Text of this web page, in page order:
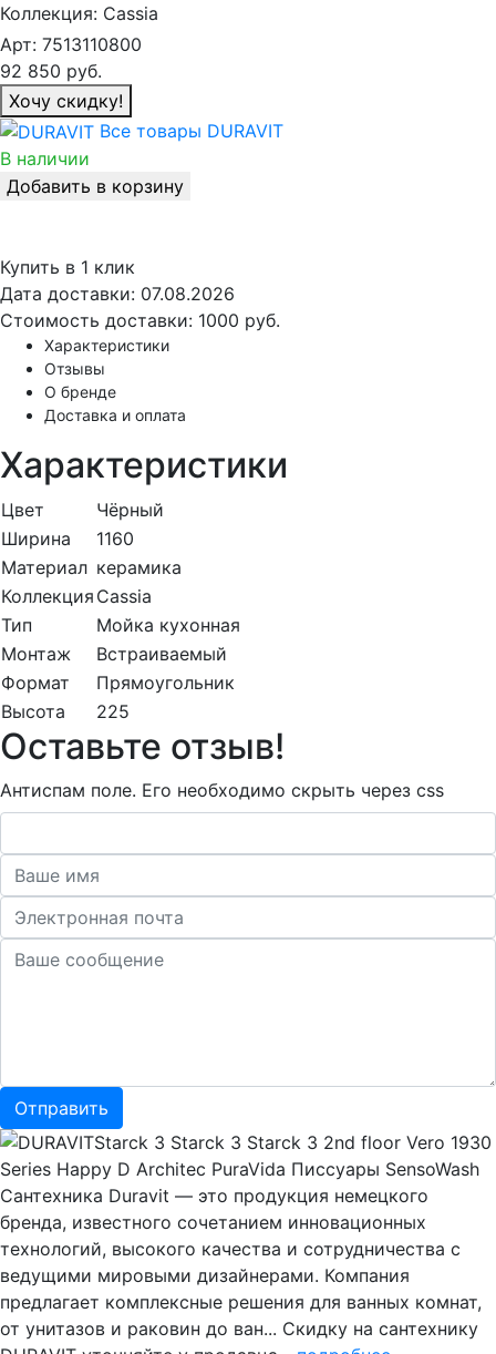
Коллекция: Cassia
Арт: 7513110800
92 850 руб.
Хочу скидку!
Все товары DURAVIT
В наличии
Добавить в корзину
Купить в 1 клик
Дата доставки: 07.08.2026
Стоимость доставки: 1000 руб.
Характеристики
Отзывы
О бренде
Доставка и оплата
Характеристики
Цвет
Чёрный
Ширина
1160
Материал керамика
Коллекция Cassia
Тип
Мойка кухонная
Монтаж
Встраиваемый
Формат
Прямоугольник
Высота
225
Оставьте отзыв!
Антиспам поле. Его необходимо скрыть через css
Starck 3 Starck 3 Starck 3 2nd floor Vero 1930
Series Happy D Architec PuraVida Писсуары SensoWash
Сантехника Duravit — это продукция немецкого
бренда, известного сочетанием инновационных
технологий, высокого качества и сотрудничества с
ведущими мировыми дизайнерами. Компания
предлагает комплексные решения для ванных комнат,
от унитазов и раковин до ван... Скидку на сантехнику